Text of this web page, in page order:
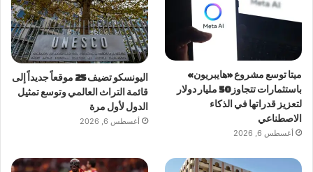
ميتا توسع مشروع «هايبريون»
باستثمارات تتجاوز 50 مليار دولار
لتعزيز قدراتها في الذكاء
الاصطناعي
أغسطس 6, 2026
اليونسكو تضيف 25 موقعاً جديداً إلى
قائمة التراث العالمي وتوسع تمثيل
الدول لأول مرة
أغسطس 6, 2026